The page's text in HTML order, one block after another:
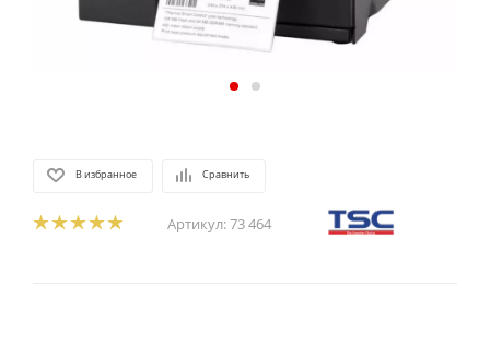
В избранное Сравнить
Артикул:73 464